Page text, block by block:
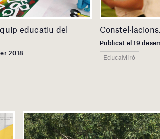
educatiu del
2018
Publicat el 19
EducaMiró